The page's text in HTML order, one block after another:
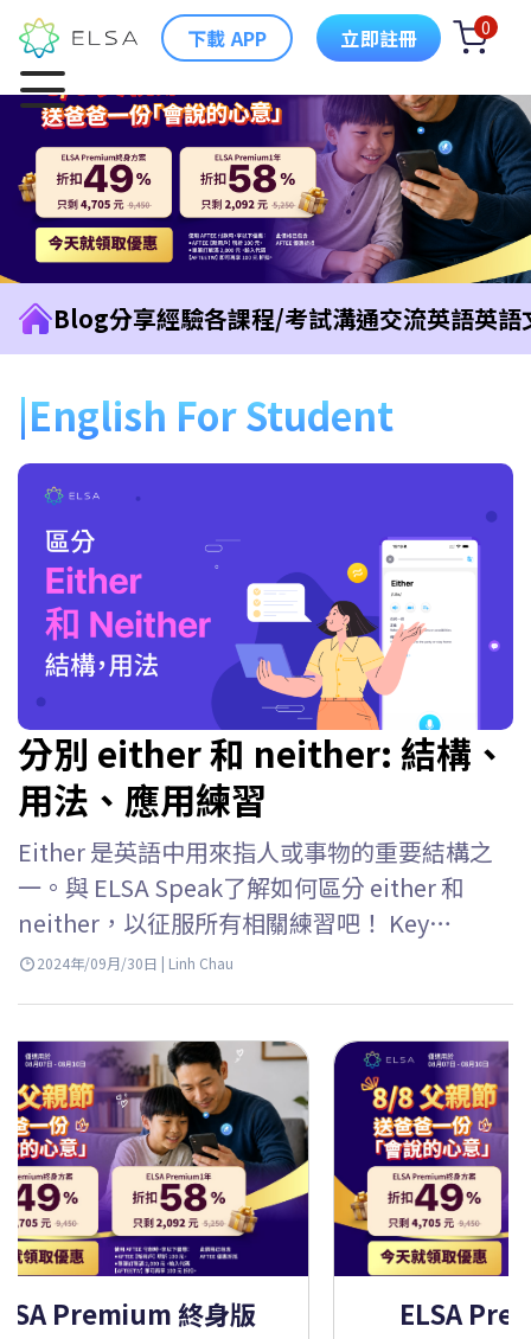
下載 APP 立即註冊 0
Blog分享經驗各課程/考試溝通交流英語英語
English For Student
分別 either 和 neither: 結構、
用法、應用練習
Either 是英語中用來指人或事物的重要結構之
一。與 ELSA Speak了解如何區分 either 和
neither，以征服所有相關練習吧！ Key
takeaways Either 用於指示兩種可能發生的選
2024年/09月/30日 | Linh Chau
ELSA Premium 一年